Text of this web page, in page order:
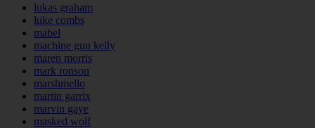
lukas graham
luke combs
mabel
machine gun kelly
maren morris
mark ronson
marshmello
martin garrix
marvin gaye
masked wolf